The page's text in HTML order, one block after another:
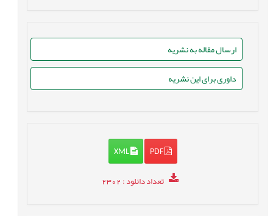
ارسال مقاله به نشریه
داوری برای این نشریه
PDF
XML
تعداد دانلود: 2302